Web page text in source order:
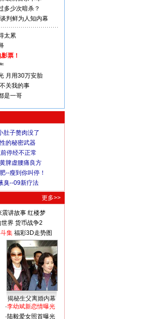
多少次暗杀？
判鲜为人知内幕
太累
票！
月用30万安胎
关我的事
是一哥
肚子赘肉没了
的秘密武器
停经不正常
脾虚腰痛良方
--瘦到你叫停！
臭--09新疗法
更多>>
震讲故事 红楼梦
世界 货币战争2
集 福彩3D走势图
揭秘生父离婚内幕
·李幼斌新恋情曝光
·陆毅爱女照首曝光